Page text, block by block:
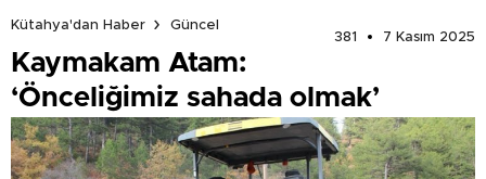
Kütahya'dan Haber
Güncel
381
7 Kasım 2025
Kaymakam Atam:
‘Önceliğimiz sahada olmak’